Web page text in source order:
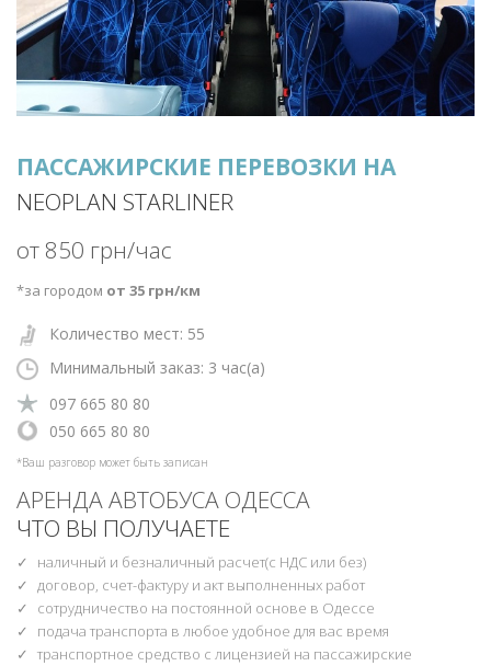
ПАССАЖИРСКИЕ ПЕРЕВОЗКИ НА
NEOPLAN STARLINER
от 850 грн/час
*за городом от 35 грн/км
Количество мест: 55
Минимальный заказ: 3 час(а)
‎097 665 80 80
‎‎050 665 80 80
*Ваш разговор может быть записан
АРЕНДА АВТОБУСА ОДЕССА
ЧТО ВЫ ПОЛУЧАЕТЕ
наличный и безналичный расчет(с НДС или без)
договор, счет-фактуру и акт выполненных работ
сотрудничество на постоянной основе в Одессе
подача транспорта в любое удобное для вас время
транспортное средство с лицензией на пассажирские